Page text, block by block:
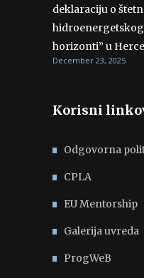
deklaraciju o
horizonti” u
December 23, 2025
Korisni
Odgovorna
CPLA
EU Mentorship
Galerija uvreda
ProgWeB